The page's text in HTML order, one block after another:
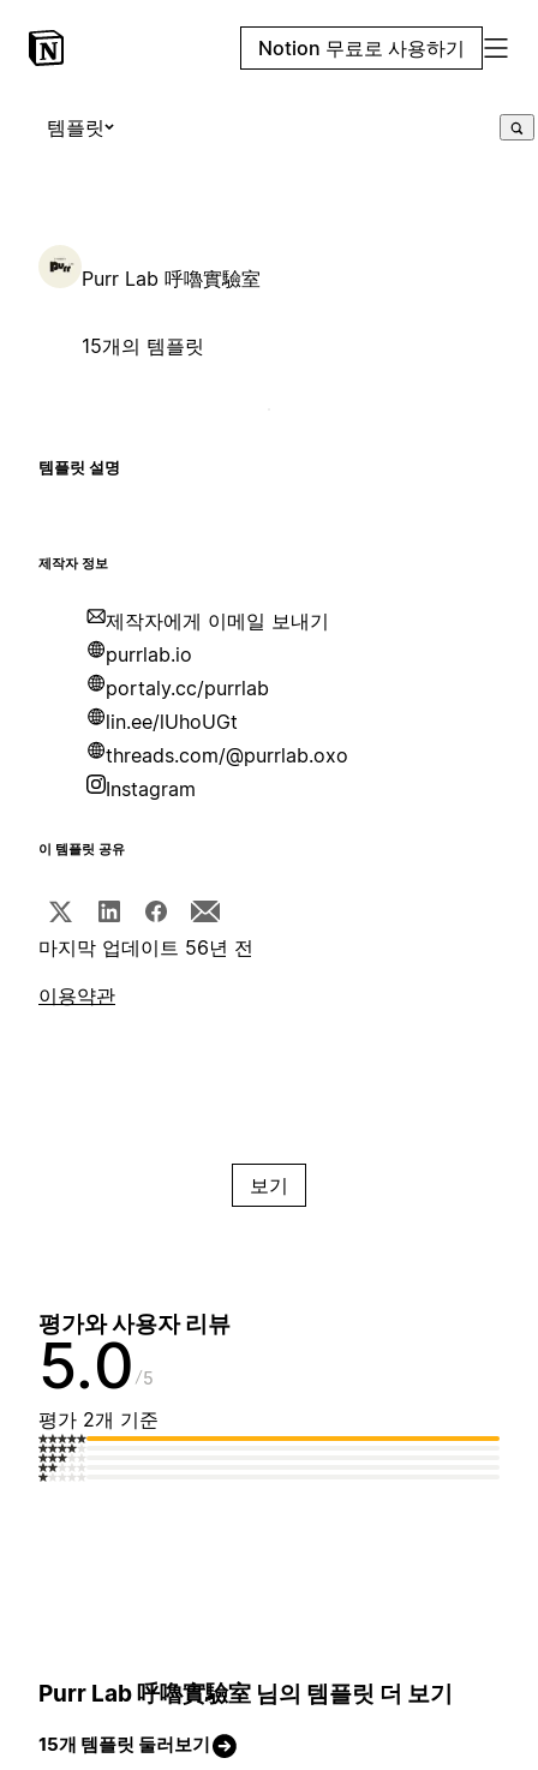
Notion 무료로 사용하기
템플릿
Purr Lab 呼嚕實驗室
15개의 템플릿
템플릿 설명
제작자 정보
제작자에게 이메일 보내기
purrlab.io
portaly.cc/purrlab
lin.ee/lUhoUGt
threads.com/@purrlab.oxo
Instagram
이 템플릿 공유
마지막 업데이트 56년 전
이용약관
보기
평가와 사용자 리뷰
5.0 5
평가 2개 기준
Purr Lab 呼嚕實驗室 님의 템플릿 더 보기
15개 템플릿 둘러보기